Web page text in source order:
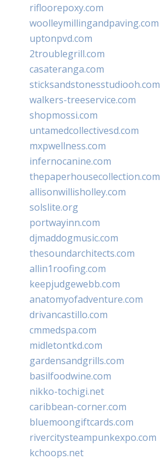
rifloorepoxy.com
woolleymillingandpaving.com
uptonpvd.com
2troublegrill.com
casateranga.com
sticksandstonesstudiooh.com
walkers-treeservice.com
shopmossi.com
untamedcollectivesd.com
mxpwellness.com
infernocanine.com
thepaperhousecollection.com
allisonwillisholley.com
solslite.org
portwayinn.com
djmaddogmusic.com
thesoundarchitects.com
allin1roofing.com
keepjudgewebb.com
anatomyofadventure.com
drivancastillo.com
cmmedspa.com
midletontkd.com
gardensandgrills.com
basilfoodwine.com
nikko-tochigi.net
caribbean-corner.com
bluemoongiftcards.com
rivercitysteampunkexpo.com
kchoops.net